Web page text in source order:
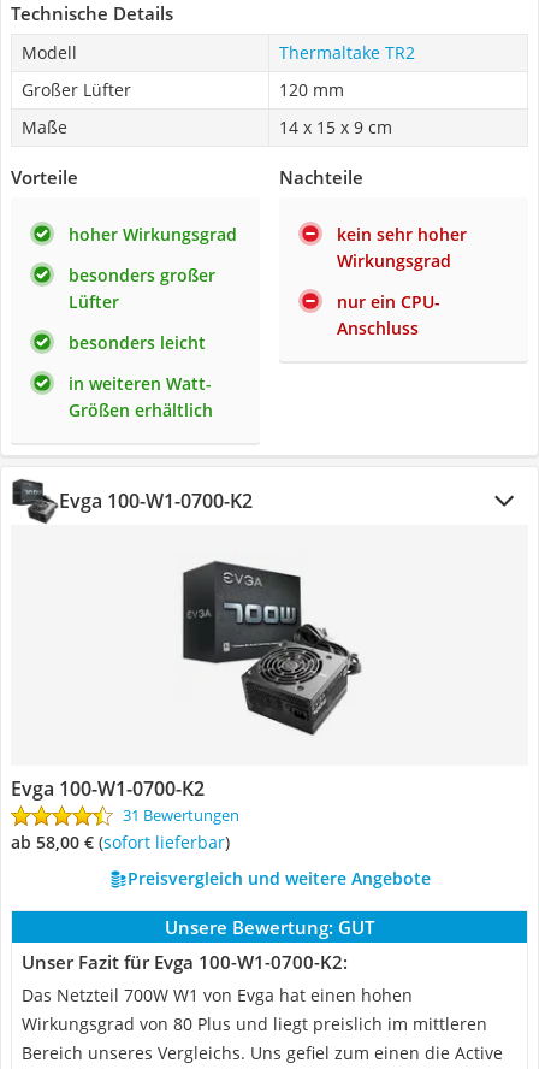
Technische Details
Modell
Thermaltake TR2
Großer Lüfter
120 mm
Maße
14 x 15 x 9 cm
Vorteile
hoher Wirkungsgrad
besonders großer
Lüfter
besonders leicht
in weiteren Watt-
Größen erhältlich
Nachteile
kein sehr hoher
Wirkungsgrad
nur ein CPU-
Anschluss
Evga 100-W1-0700-K2
Evga 100-W1-0700-K2
31 Bewertungen
ab 58,00 € ( Sofort lieferbar)
Preisvergleich und weitere Angebote
Unsere Bewertung: GUT
Unser Fazit für Evga 100-W1-0700-K2:
Das Netzteil 700W W1 von Evga hat einen hohen
Wirkungsgrad von 80 Plus und liegt preislich im mittleren
Bereich unseres Vergleichs. Uns gefiel zum einen die Active